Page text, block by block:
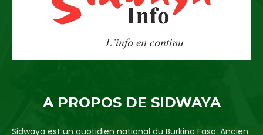
A PROPOS DE SIDWAYA
Sidwaya est un quotidien national du Burkina Faso. Ancien